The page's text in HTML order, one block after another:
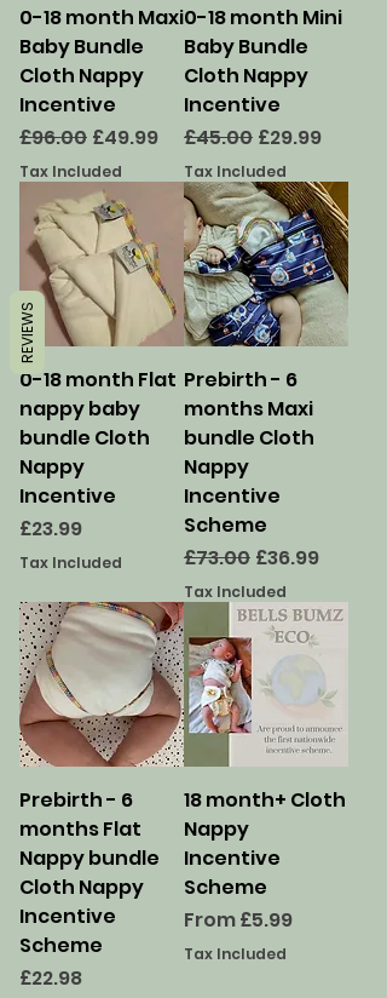
0-18 month Maxi
Baby Bundle
Cloth Nappy
Incentive
Regular Price
£96.00 Sale Price
£49.99
Tax Included
0-18 month Mini
Baby Bundle
Cloth Nappy
Incentive
Regular Price
£45.00 Sale Price
£29.99
Tax Included
0-18 month Flat
nappy baby
bundle Cloth
Nappy
Incentive
Price
£23.99
Tax Included
Prebirth - 6
months Maxi
bundle Cloth
Nappy
Incentive
Scheme
Regular Price
£73.00 Sale Price
£36.99
Tax Included
Prebirth - 6
months Flat
Nappy bundle
Cloth Nappy
Incentive
Scheme
Price
£22.98
18 month+ Cloth
Nappy
Incentive
Scheme
From£5.99
Sale Price
Tax Included
REVIEWS